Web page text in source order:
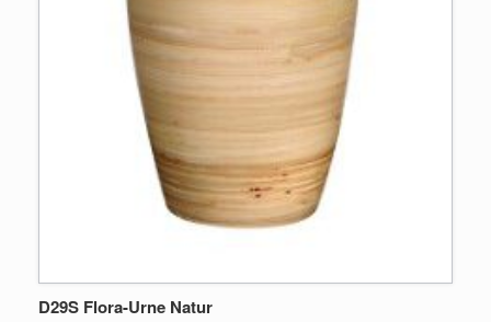
D29S Flora-Urne Natur